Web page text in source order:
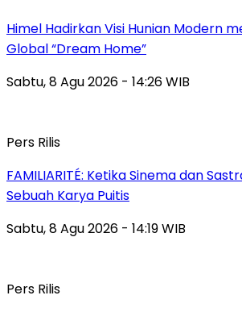
Himel Hadirkan Visi Hunian Modern
Global “Dream Home”
Sabtu, 8 Agu 2026 - 14:26 WIB
Pers Rilis
FAMILIARITÉ: Ketika Sinema dan
Sebuah Karya Puitis
Sabtu, 8 Agu 2026 - 14:19 WIB
Pers Rilis